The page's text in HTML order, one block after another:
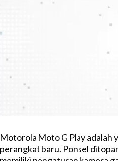
Motorola Moto G Play adalah
perangkat baru. Ponsel